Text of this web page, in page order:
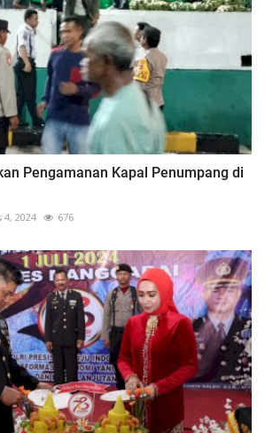
Pengamanan Kapal Penumpang di
4, 2024 676